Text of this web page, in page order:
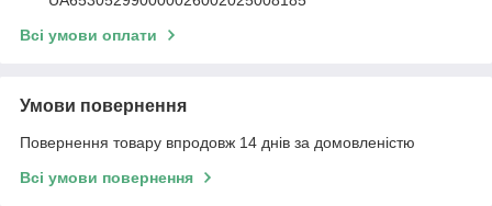
Всі умови оплати
Умови повернення
Повернення товару впродовж 14 днів за домовленістю
Всі умови повернення